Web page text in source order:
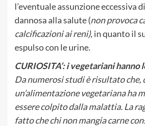
l’eventuale assunzione eccessiva
dannosa alla salute (non provoca
calcificazioni ai reni), in quanto il
espulso con le urine.
CURIOSITA’: i vegetariani hanno
Da numerosi studi è risultato che,
un’alimentazione vegetariana ha
essere colpito dalla malattia. La
fatto che chi non mangia carne